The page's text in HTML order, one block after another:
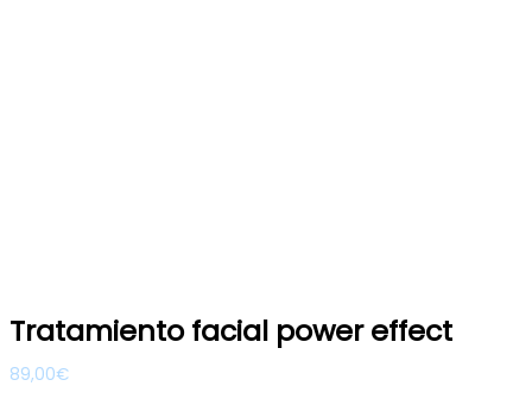
Tratamiento facial power effect
89,00€